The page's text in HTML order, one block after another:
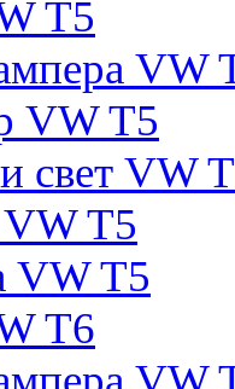
T5
VW
VW T5
свет VW
T5
VW T5
T6